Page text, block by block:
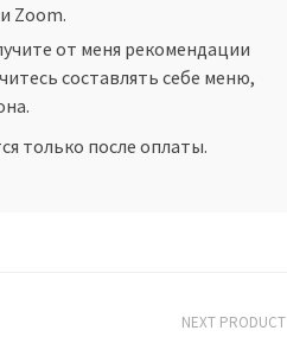
Zoom.
от меня рекомендации
составлять себе меню,
только после оплаты.
NEXT PRODUCT